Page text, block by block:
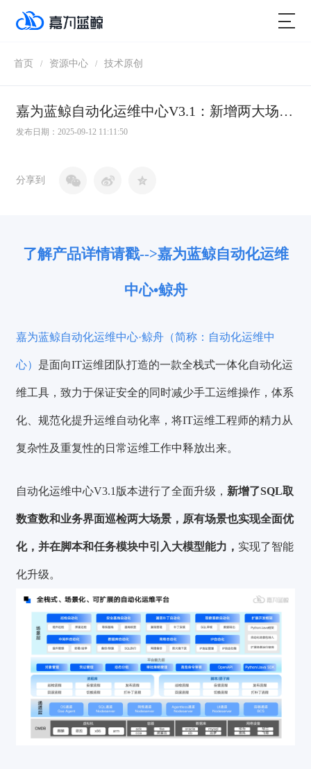
首页 / 资源中心 / 技术原创
嘉为蓝鲸自动化运维中心V3.1：新增两大场景、大模型赋能、场景全面优化，构建更安全更高效的自动化运维体系
发布日期：2025-09-12 11:11:50
分享到
了解产品详情请戳-->嘉为蓝鲸自动化运维
中心•鲸舟
嘉为蓝鲸自动化运维中心·鲸舟（简称：自动化运维中
心） 是面向IT运维团队打造的一款全栈式一体化自动化运
维工具，致力于保证安全的同时减少手工运维操作，体系
化、规范化提升运维自动化率，将IT运维工程师的精力从
复杂性及重复性的日常运维工作中释放出来。
自动化运维中心V3.1版本进行了全面升级， 新增了SQL取
数查数和业务界面巡检两大场景，原有场景也实现全面优
化，并在脚本和任务模块中引入大模型能力， 实现了智能
化升级。